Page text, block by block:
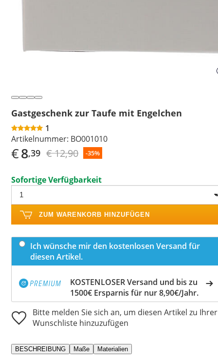
Gastgeschenk zur Taufe mit Engelchen
1
Artikelnummer: BO001010
€8,39 € 12,90 -35%
Sofortige Verfügbarkeit
ZUM WARENKORB HINZUFÜGEN
Ich wünsche mir den kostenlosen Versand für
diesen Artikel.
KOSTENLOSER Versand und bis zu
1500€ Ersparnis für nur 8,90€/Jahr.
Bitte melden Sie sich an, um diesen Artikel zu Ihrer
Wunschliste hinzuzufügen
BESCHREIBUNG Maße Materialien